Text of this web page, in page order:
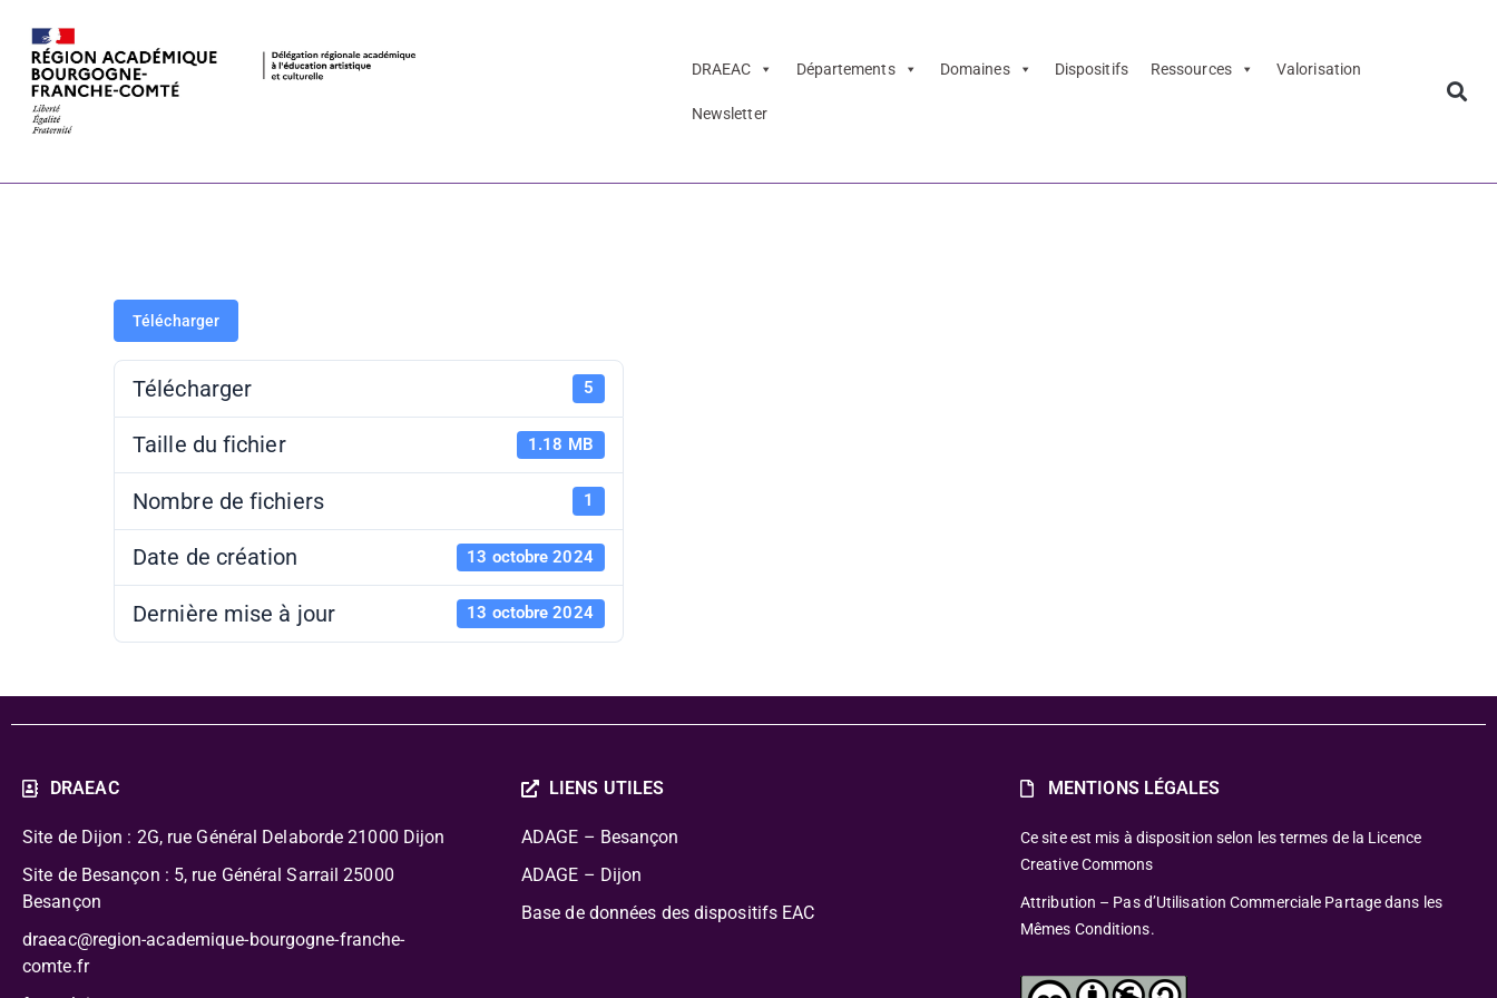
DRAEAC Départements Domaines Dispositifs Ressources Valorisation
Newsletter
Fête de la BD Audincourt – marque-page
Télécharger
Télécharger 5
Taille du fichier 1.18 MB
Nombre de fichiers 1
Date de création 13 octobre 2024
Dernière mise à jour 13 octobre 2024
DRAEAC
Site de Dijon : 2G, rue Général Delaborde 21000 Dijon
Site de Besançon : 5, rue Général Sarrail 25000
Besançon
draeac@region-academique-bourgogne-franche-
comte.fr
LIENS UTILES
ADAGE – Besançon
ADAGE – Dijon
Base de données des dispositifs EAC
MENTIONS LÉGALES
Ce site est mis à disposition selon les termes de la Licence
Creative Commons
Attribution – Pas d’Utilisation Commerciale Partage dans les
Mêmes Conditions.